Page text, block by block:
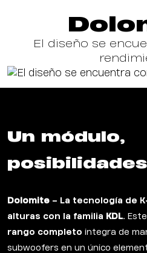
El diseño se
Un módulo,
Dolomite – La tecnología de
alturas con la familia KDL. Este
rango completo integra de
subwoofers en un único